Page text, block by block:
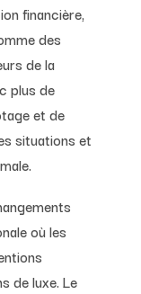
financière,
des
de la
plus de
et de
situations et
où les
de luxe. Le